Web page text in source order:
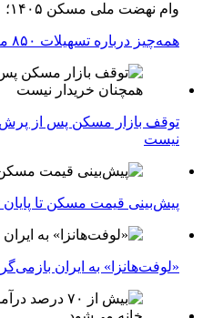
وام نهضت ملی مسکن ۱۴۰۵؛
همه‌چیز درباره تسهیلات ۸۵۰ میلیونی
توقف بازار مسکن پس از پرش
نیست
پیش‌بینی قیمت مسکن تا پایان
«لوفت‌هانزا» به ایران